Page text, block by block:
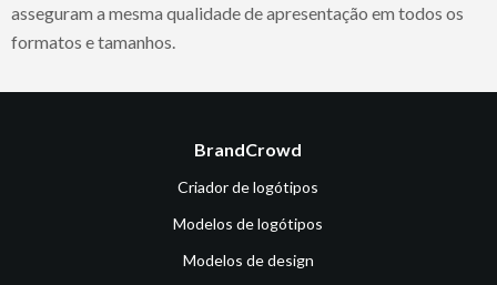
asseguram a mesma qualidade de apresentação em todos os
formatos e tamanhos.
BrandCrowd
Criador de logótipos
Modelos de logótipos
Modelos de design